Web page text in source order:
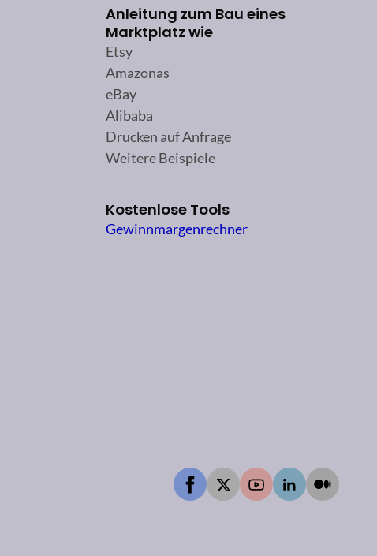
Anleitung zum Bau eines
Marktplatz wie
Etsy
Amazonas
eBay
Alibaba
Drucken auf Anfrage
Weitere Beispiele
Kostenlose Tools
Gewinnmargenrechner